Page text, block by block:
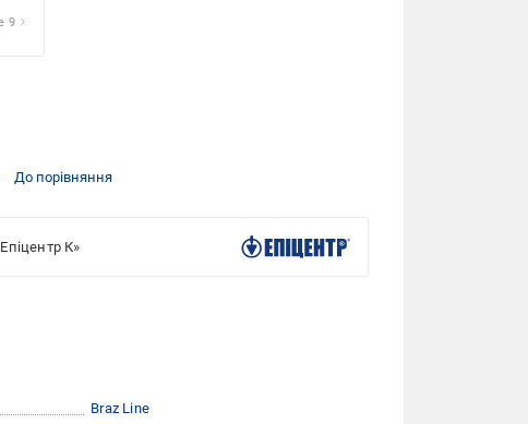
9
До порівняння
К»
Braz Line